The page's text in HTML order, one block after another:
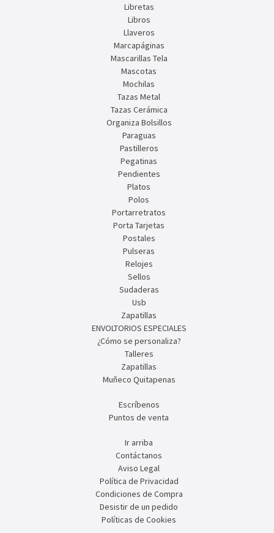
Libretas
Libros
Llaveros
Marcapáginas
Mascarillas Tela
Mascotas
Mochilas
Tazas Metal
Tazas Cerámica
Organiza Bolsillos
Paraguas
Pastilleros
Pegatinas
Pendientes
Platos
Polos
Portarretratos
Porta Tarjetas
Postales
Pulseras
Relojes
Sellos
Sudaderas
Usb
Zapatillas
ENVOLTORIOS ESPECIALES
¿Cómo se personaliza?
Talleres
Zapatillas
Muñeco Quitapenas
Escríbenos
Puntos de venta
Ir arriba
Contáctanos
Aviso Legal
Política de Privacidad
Condiciones de Compra
Desistir de un pedido
Políticas de Cookies